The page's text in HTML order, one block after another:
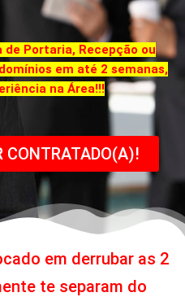
de Portaria, Recepção ou
em até 2 semanas,
na Área!!!
CONTRATADO(A)!
em derrubar as 2
te separam do